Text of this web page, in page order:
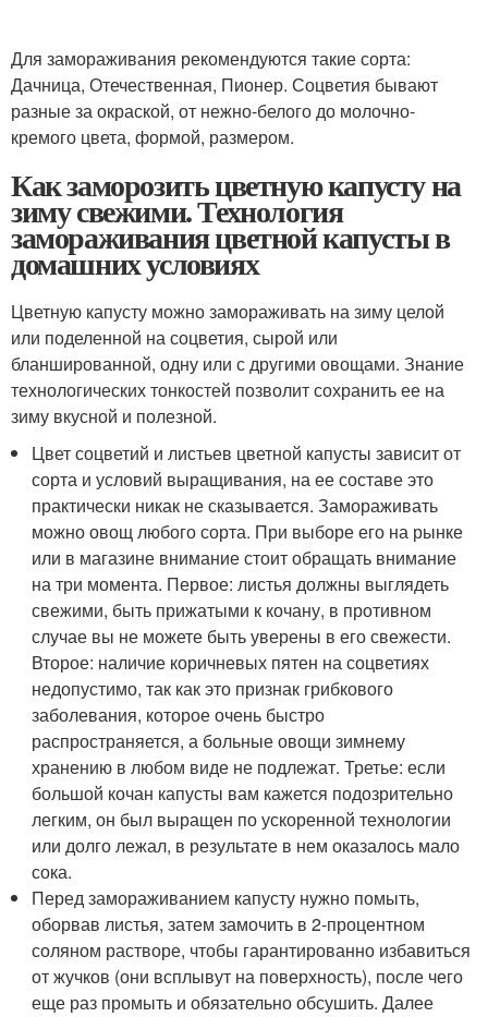
Для замораживания рекомендуются такие сорта:
Дачница, Отечественная, Пионер. Соцветия бывают
разные за окраской, от нежно-белого до молочно-
кремого цвета, формой, размером.
Как заморозить цветную капусту на
зиму свежими. Технология
замораживания цветной капусты в
домашних условиях
Цветную капусту можно замораживать на зиму целой
или поделенной на соцветия, сырой или
бланшированной, одну или с другими овощами. Знание
технологических тонкостей позволит сохранить ее на
зиму вкусной и полезной.
Цвет соцветий и листьев цветной капусты зависит от
сорта и условий выращивания, на ее составе это
практически никак не сказывается. Замораживать
можно овощ любого сорта. При выборе его на рынке
или в магазине внимание стоит обращать внимание
на три момента. Первое: листья должны выглядеть
свежими, быть прижатыми к кочану, в противном
случае вы не можете быть уверены в его свежести.
Второе: наличие коричневых пятен на соцветиях
недопустимо, так как это признак грибкового
заболевания, которое очень быстро
распространяется, а больные овощи зимнему
хранению в любом виде не подлежат. Третье: если
большой кочан капусты вам кажется подозрительно
легким, он был выращен по ускоренной технологии
или долго лежал, в результате в нем оказалось мало
сока.
Перед замораживанием капусту нужно помыть,
оборвав листья, затем замочить в 2-процентном
соляном растворе, чтобы гарантированно избавиться
от жучков (они всплывут на поверхность), после чего
еще раз промыть и обязательно обсушить. Далее